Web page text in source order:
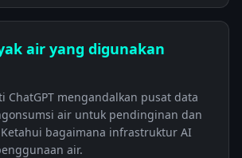
air yang digunakan
ChatGPT mengandalkan pusat data
air untuk pendinginan dan
bagaimana infrastruktur AI
air.